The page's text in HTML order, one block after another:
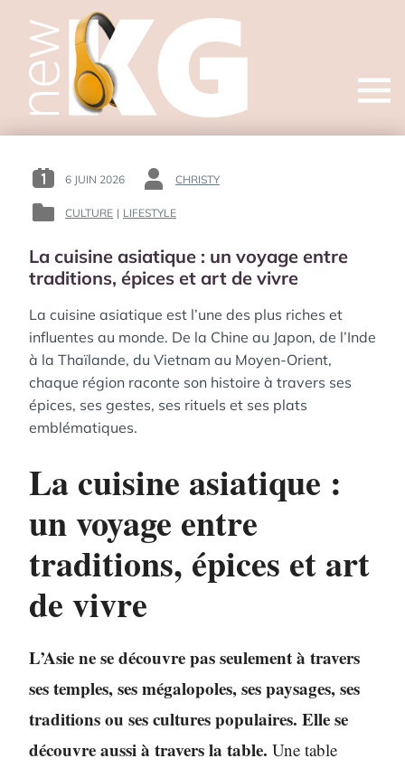
Open
POSTED
ON
6 JUIN 2026
BY
CHRISTY
POSTED
:
CULTURE | LIFESTYLE
La cuisine asiatique : un voyage entre
traditions, épices et art de vivre
La cuisine asiatique est l’une des plus riches et
influentes au monde. De la Chine au Japon, de l’Inde
à la Thaïlande, du Vietnam au Moyen-Orient,
chaque région raconte son histoire à travers ses
épices, ses gestes, ses rituels et ses plats
emblématiques.
La cuisine asiatique :
un voyage entre
traditions, épices et art
de vivre
L’Asie ne se découvre pas seulement à travers
ses temples, ses mégalopoles, ses paysages, ses
traditions ou ses cultures populaires. Elle se
découvre aussi à travers la table. Une table